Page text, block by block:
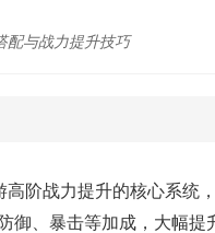
配与战力提升技巧
阶战力提升的核心系统
御、暴击等加成，大幅